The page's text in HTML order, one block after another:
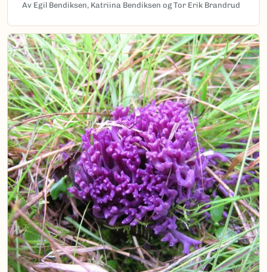
Av Egil Bendiksen, Katriina Bendiksen og Tor Erik Brandrud